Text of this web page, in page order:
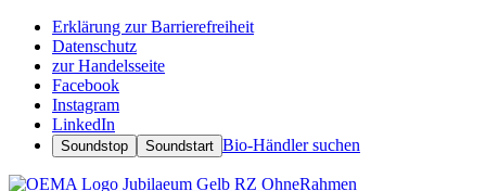
Erklärung zur Barrierefreiheit
Datenschutz
zur Handelsseite
Facebook
Instagram
LinkedIn
Soundstop Soundstart Bio-Händler suchen